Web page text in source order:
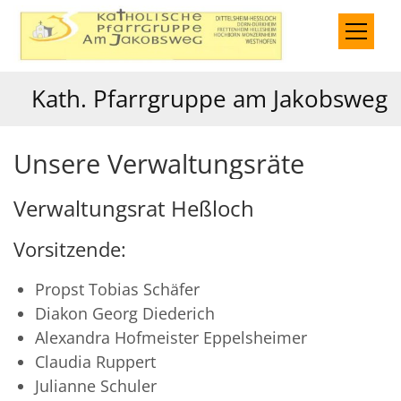
Zum Inhalt springen
Kath. Pfarrgruppe am Jakobsweg
Unsere Verwaltungsräte
Verwaltungsrat Heßloch
Vorsitzende:
Propst Tobias Schäfer
Diakon Georg Diederich
Alexandra Hofmeister Eppelsheimer
Claudia Ruppert
Julianne Schuler